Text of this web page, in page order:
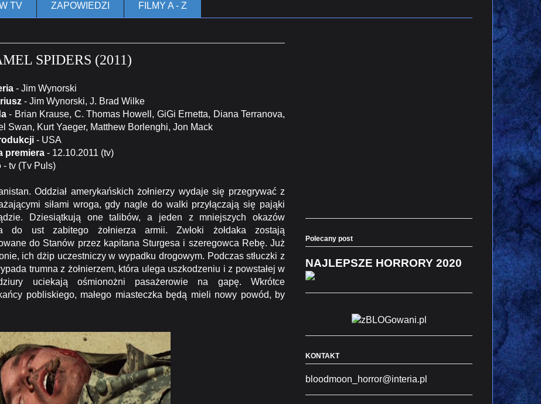
TV ZAPOWIEDZI FILMY A - Z
SPIDERS (2011)
- Jim Wynorski
- Jim Wynorski, J. Brad Wilke
- Brian Krause, C. Thomas Howell, GiGi Ernetta, Diana Terranova,
Swan, Kurt Yaeger, Matthew Borlenghi, Jon Mack
- USA
premiera - 12.10.2011 (tv)
- tv (Tv Puls)
Oddział amerykańskich żołnierzy wydaje się przegrywać z
siłami wroga, gdy nagle do walki przyłączają się pająki
Dziesiątkują one talibów, a jeden z mniejszych okazów
do ust zabitego żołnierza armii. Zwłoki żołdaka zostają
do Stanów przez kapitana Sturgesa i szeregowca Rebę. Już
ich dżip uczestniczy w wypadku drogowym. Podczas stłuczki z
trumna z żołnierzem, która ulega uszkodzeniu i z powstałej w
uciekają ośmionożni pasażerowie na gapę. Wkrótce
pobliskiego, małego miasteczka będą mieli nowy powód, by
Polecany post
NAJLEPSZE HORRORY 2020
KONTAKT
bloodmoon_horror@interia.pl